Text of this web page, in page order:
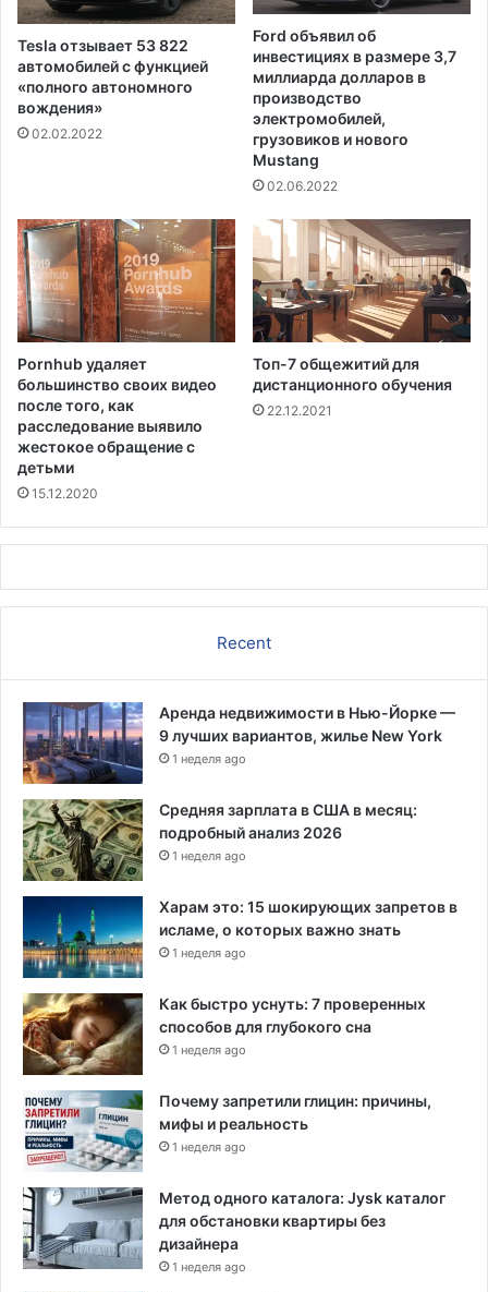
а
ю
щ
и
м
и
с
н
о
с
т
и
а
р
е
н
а
о
р
м
е
д
и
ц
и
н
й
х
а
л
а
т
н
о
с
т
и
Tesla отзывает 53 822
автомобилей с функцией
«полного автономного
вождения»
02.02.2022
Ford объявил об
инвестициях в размере 3,7
миллиарда долларов в
производство
электромобилей,
грузовиков и нового
Mustang
02.06.2022
Pornhub удаляет
большинство своих видео
после того, как
расследование выявило
жестокое обращение с
детьми
15.12.2020
Топ-7 общежитий для
дистанционного обучения
22.12.2021
Recent
Аренда недвижимости в Нью-Йорке —
9 лучших вариантов, жилье New York
1 неделя ago
Средняя зарплата в США в месяц:
подробный анализ 2026
1 неделя ago
Харам это: 15 шокирующих запретов в
исламе, о которых важно знать
1 неделя ago
Как быстро уснуть: 7 проверенных
способов для глубокого сна
1 неделя ago
Почему запретили глицин: причины,
мифы и реальность
1 неделя ago
Метод одного каталога: Jysk каталог
для обстановки квартиры без
дизайнера
1 неделя ago